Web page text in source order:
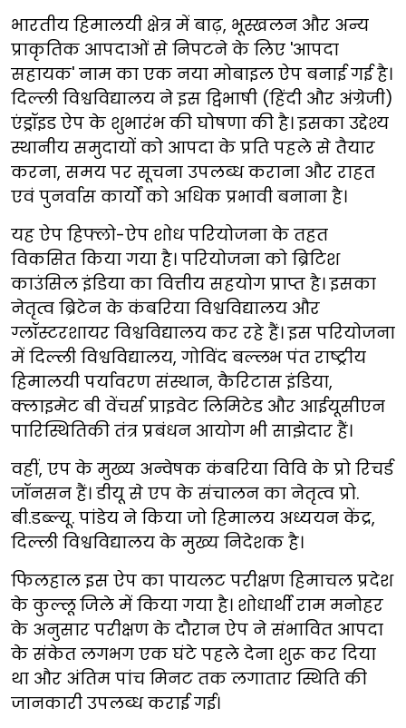
भारतीय हिमालयी क्षेत्र में बाढ़, भूस्खलन और अन्य
प्राकृतिक आपदाओं से निपटने के लिए 'आपदा
सहायक' नाम का एक नया मोबाइल ऐप बनाई गई है।
दिल्ली विश्वविद्यालय ने इस द्विभाषी (हिंदी और अंग्रेजी)
एंड्रॉइड ऐप के शुभारंभ की घोषणा की है। इसका उद्देश्य
स्थानीय समुदायों को आपदा के प्रति पहले से तैयार
करना, समय पर सूचना उपलब्ध कराना और राहत
एवं पुनर्वास कार्यों को अधिक प्रभावी बनाना है।
यह ऐप हिफ्लो-ऐप शोध परियोजना के तहत
विकसित किया गया है। परियोजना को ब्रिटिश
काउंसिल इंडिया का वित्तीय सहयोग प्राप्त है। इसका
नेतृत्व ब्रिटेन के कंबरिया विश्वविद्यालय और
ग्लॉस्टरशायर विश्वविद्यालय कर रहे हैं। इस परियोजना
में दिल्ली विश्वविद्यालय, गोविंद बल्लभ पंत राष्ट्रीय
हिमालयी पर्यावरण संस्थान, कैरिटास इंडिया,
क्लाइमेट बी वेंचर्स प्राइवेट लिमिटेड और आईयूसीएन
पारिस्थितिकी तंत्र प्रबंधन आयोग भी साझेदार हैं।
वहीं, एप के मुख्य अन्वेषक कंबरिया विवि के प्रो रिचर्ड
जॉनसन हैं। डीयू से एप के संचालन का नेतृत्व प्रो.
बी.डब्ल्यू. पांडेय ने किया जो हिमालय अध्ययन केंद्र,
दिल्ली विश्वविद्यालय के मुख्य निदेशक है।
फिलहाल इस ऐप का पायलट परीक्षण हिमाचल प्रदेश
के कुल्लू जिले में किया गया है। शोधार्थी राम मनोहर
के अनुसार परीक्षण के दौरान ऐप ने संभावित आपदा
के संकेत लगभग एक घंटे पहले देना शुरू कर दिया
था और अंतिम पांच मिनट तक लगातार स्थिति की
जानकारी उपलब्ध कराई गई।